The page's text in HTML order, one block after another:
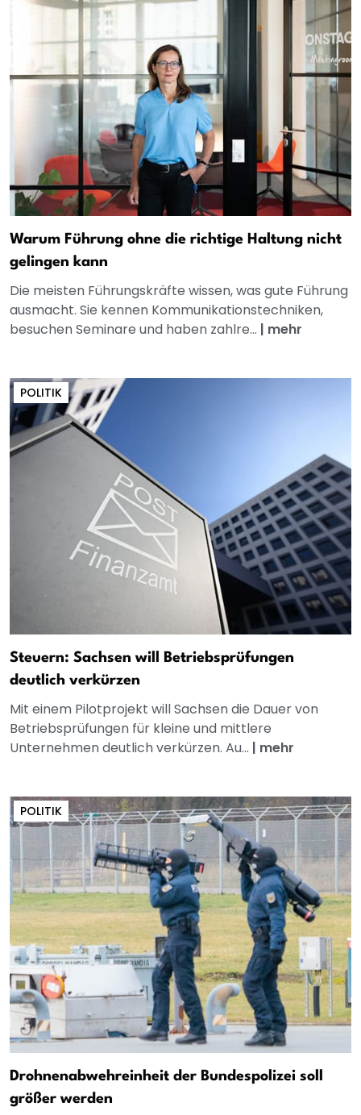
Warum Führung ohne die richtige Haltung nicht
gelingen kann
Die meisten Führungskräfte wissen, was gute Führung
ausmacht. Sie kennen Kommunikationstechniken,
besuchen Seminare und haben zahlre... | mehr
POLITIK
Steuern: Sachsen will Betriebsprüfungen
deutlich verkürzen
Mit einem Pilotprojekt will Sachsen die Dauer von
Betriebsprüfungen für kleine und mittlere
Unternehmen deutlich verkürzen. Au... | mehr
POLITIK
Drohnenabwehreinheit der Bundespolizei soll
größer werden